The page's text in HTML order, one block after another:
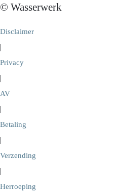
© Wasserwerk
Disclaimer
|
Privacy
|
AV
|
Betaling
|
Verzending
|
Herroeping